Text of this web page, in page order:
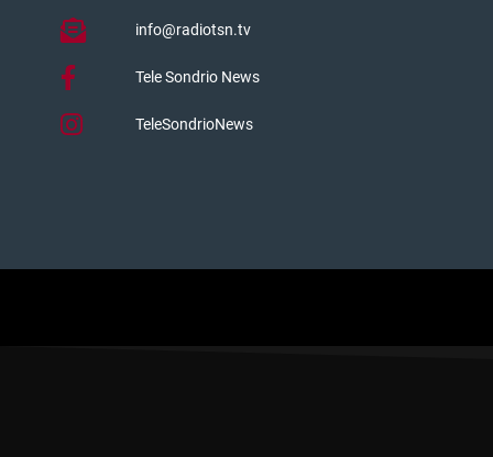
info@radiotsn.tv
Tele Sondrio News
TeleSondrioNews